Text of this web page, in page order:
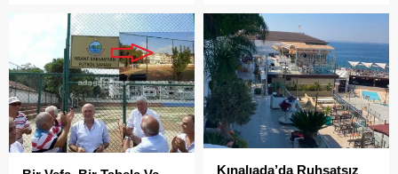
canlılığına ulaştı.
devasa bir hafıza
mekânıdır.
Kınalıada’da Ruhsatsız